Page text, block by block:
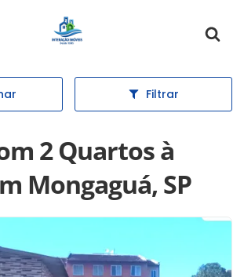
Página inicial
Filtrar
2 Quartos à
Mongaguá, SP